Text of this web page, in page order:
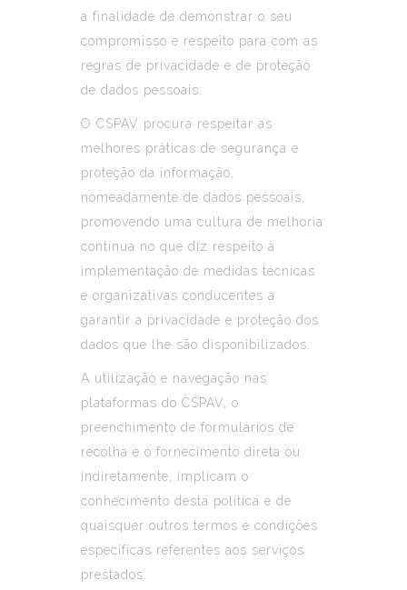
a finalidade de demonstrar o seu
compromisso e respeito para com as
regras de privacidade e de proteção
de dados pessoais.
O CSPAV procura respeitar as
melhores práticas de segurança e
proteção da informação,
nomeadamente de dados pessoais,
promovendo uma cultura de melhoria
contínua no que diz respeito à
implementação de medidas técnicas
e organizativas conducentes a
garantir a privacidade e proteção dos
dados que lhe são disponibilizados.
A utilização e navegação nas
plataformas do CSPAV, o
preenchimento de formulários de
recolha e o fornecimento direta ou
indiretamente, implicam o
conhecimento desta política e de
quaisquer outros termos e condições
específicas referentes aos serviços
prestados.